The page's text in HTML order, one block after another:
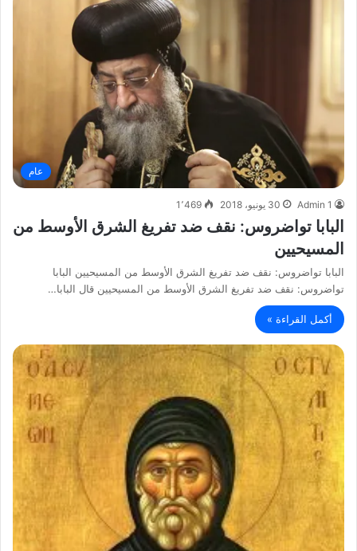
عام
Admin 1 30 يونيو، 2018 1٬469
البابا تواضروس: نقف ضد تفريغ الشرق الأوسط من
المسيحيين
البابا تواضروس: نقف ضد تفريغ الشرق الأوسط من المسيحيين البابا
تواضروس: نقف ضد تفريغ الشرق الأوسط من المسيحيين قال البابا…
أكمل القراءة »